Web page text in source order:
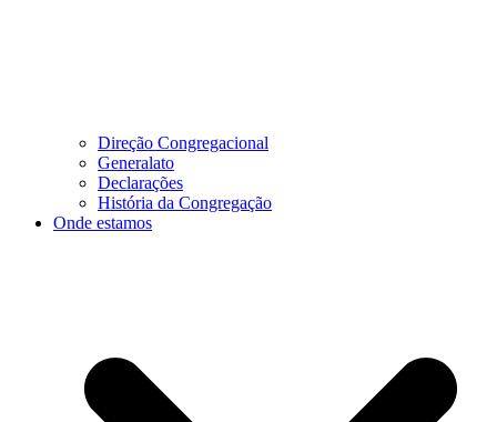
Direção Congregacional
Generalato
Declarações
História da Congregação
Onde estamos